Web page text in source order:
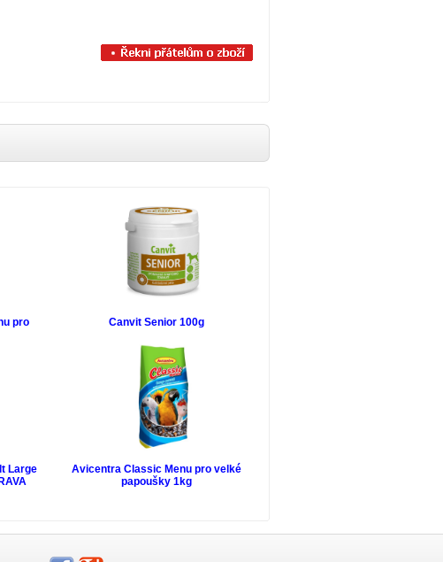
pro
Canvit Senior 100g
Large
Avicentra Classic Menu pro velké
papoušky 1kg